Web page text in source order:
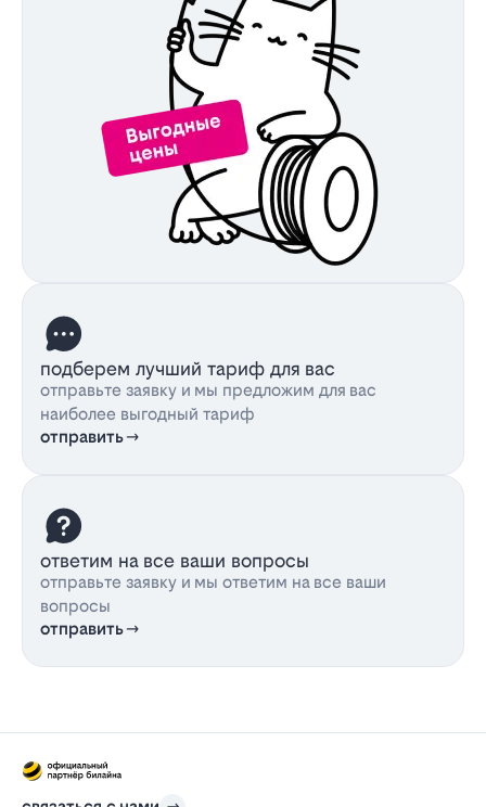
подберем лучший тариф для вас
отправьте заявку и мы предложим для вас
наиболее выгодный тариф
отправить
ответим на все ваши вопросы
отправьте заявку и мы ответим на все ваши
вопросы
отправить